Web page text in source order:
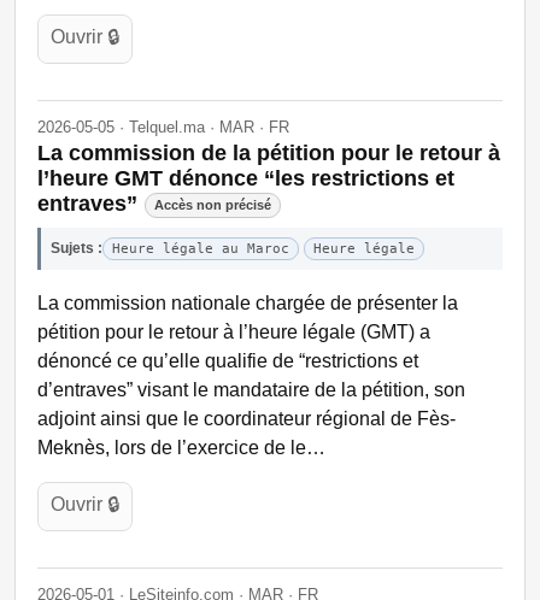
Ouvrir 🔒
2026-05-05 · Telquel.ma · MAR · FR
La commission de la pétition pour le retour à
l’heure GMT dénonce “les restrictions et
entraves”
Accès non précisé
Sujets : Heure légale au Maroc Heure légale
La commission nationale chargée de présenter la
pétition pour le retour à l’heure légale (GMT) a
dénoncé ce qu’elle qualifie de “restrictions et
d’entraves” visant le mandataire de la pétition, son
adjoint ainsi que le coordinateur régional de Fès-
Meknès, lors de l’exercice de le…
Ouvrir 🔒
2026-05-01 · LeSiteinfo.com · MAR · FR